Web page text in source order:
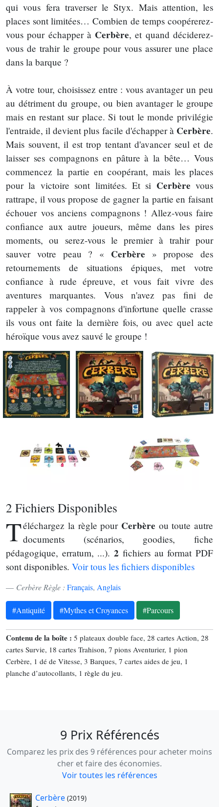
qui vous fera traverser le Styx. Mais attention, les
places sont limitées… Combien de temps coopérerez-
vous pour échapper à Cerbère, et quand déciderez-
vous de trahir le groupe pour vous assurer une place
dans la barque ?
À votre tour, choisissez entre : vous avantager un peu
au détriment du groupe, ou bien avantager le groupe
mais en restant sur place. Si tout le monde privilégie
l'entraide, il devient plus facile d'échapper à Cerbère.
Mais souvent, il est trop tentant d'avancer seul et de
laisser ses compagnons en pâture à la bête… Vous
commencez la partie en coopérant, mais les places
pour la victoire sont limitées. Et si Cerbère vous
rattrape, il vous propose de gagner la partie en faisant
échouer vos anciens compagnons ! Allez-vous faire
confiance aux autre joueurs, même dans les pires
moments, ou serez-vous le premier à trahir pour
sauver votre peau ? « Cerbère » propose des
retournements de situations épiques, met votre
confiance à rude épreuve, et vous fait vivre des
aventures marquantes. Vous n'avez pas fini de
rappeler à vos compagnons d'infortune quelle crasse
ils vous ont faite la dernière fois, ou avec quel acte
héroïque vous avez sauvé le groupe !
2 Fichiers Disponibles
Téléchargez la règle pour Cerbère ou toute autre
documents (scénarios, goodies, fiche
pédagogique, erratum, ...).2 fichiers au format PDF
sont disponibles. Voir tous les fichiers disponibles
Cerbère Règle : Français, Anglais
#Antiquité #Mythes et Croyances #Parcours
Contenu de la boîte : 5 plateaux double face, 28 cartes Action, 28
cartes Survie, 18 cartes Trahison, 7 pions Aventurier, 1 pion
Cerbère, 1 dé de Vitesse, 3 Barques, 7 cartes aides de jeu, 1
planche d’autocollants, 1 règle du jeu.
9 Prix Référencés
Comparez les prix des 9 références pour acheter moins
cher et faire des économies.
Voir toutes les références
Cerbère (2019)